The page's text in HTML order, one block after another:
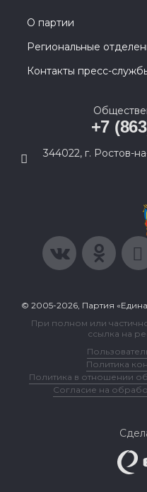
О партии
Региональные
Контакты пресс-
+7
344022, г. Ростов-
© 2005-2026, Партия
При полном или
ссылка на
Политика
Политика в отношении
Согласие на